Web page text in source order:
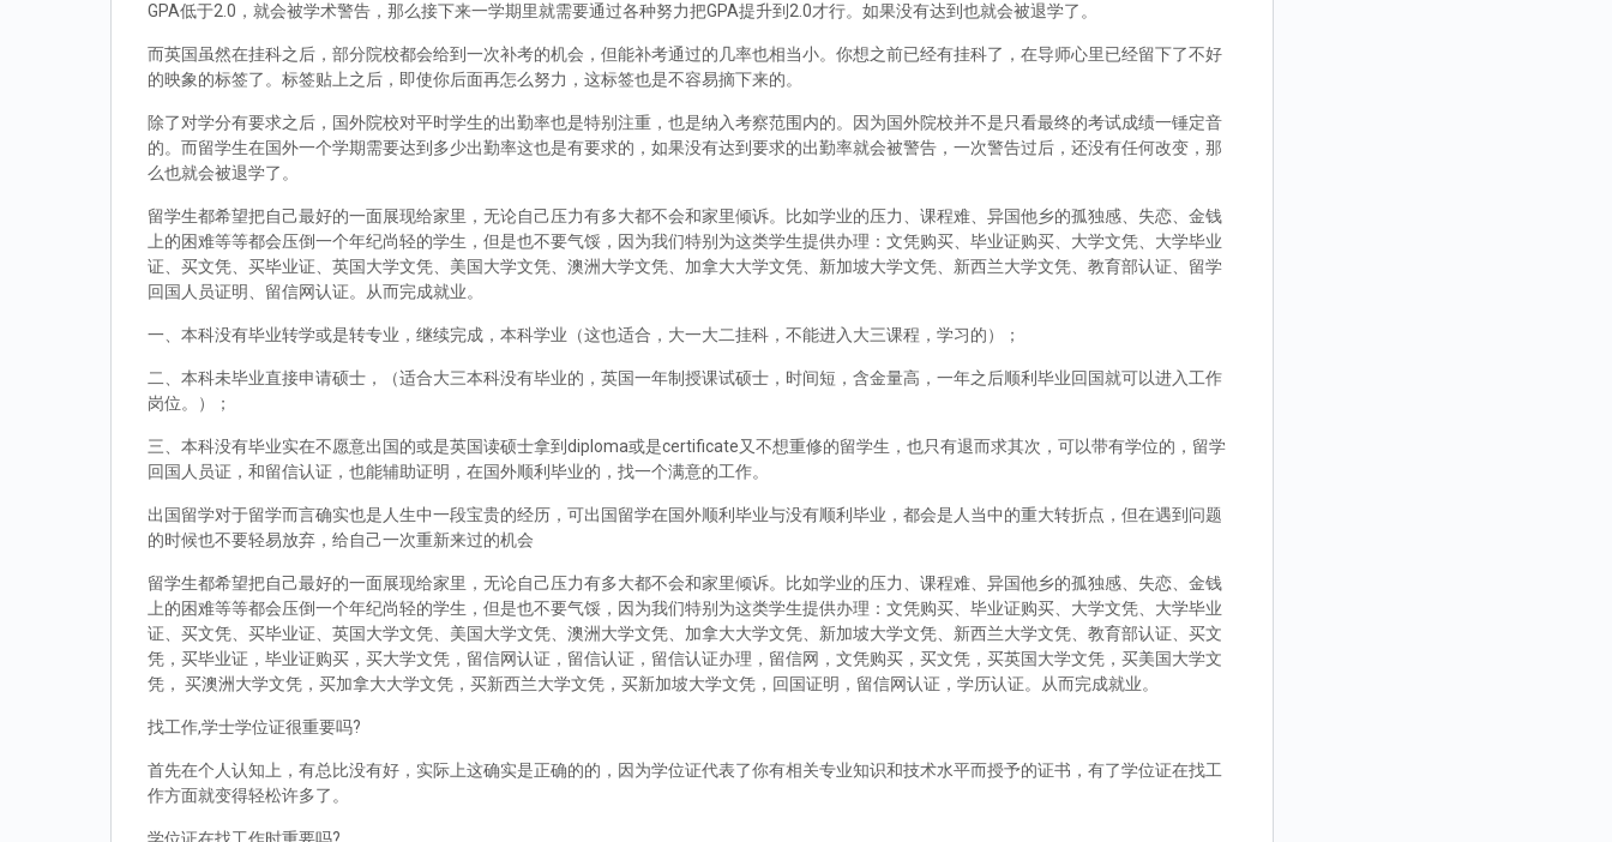
GPA低于2.0，就会被学术警告，那么接下来一学期里就需要通过各种努力把GPA提升到2.0才行。如果没有达到也就会被退学了。
而英国虽然在挂科之后，部分院校都会给到一次补考的机会，但能补考通过的几率也相当小。你想之前已经有挂科了，在导师心里已经留下了不好
的映象的标签了。标签贴上之后，即使你后面再怎么努力，这标签也是不容易摘下来的。
除了对学分有要求之后，国外院校对平时学生的出勤率也是特别注重，也是纳入考察范围内的。因为国外院校并不是只看最终的考试成绩一锤定音
的。而留学生在国外一个学期需要达到多少出勤率这也是有要求的，如果没有达到要求的出勤率就会被警告，一次警告过后，还没有任何改变，那
么也就会被退学了。
留学生都希望把自己最好的一面展现给家里，无论自己压力有多大都不会和家里倾诉。比如学业的压力、课程难、异国他乡的孤独感、失恋、金钱
上的困难等等都会压倒一个年纪尚轻的学生，但是也不要气馁，因为我们特别为这类学生提供办理：文凭购买、毕业证购买、大学文凭、大学毕业
证、买文凭、买毕业证、英国大学文凭、美国大学文凭、澳洲大学文凭、加拿大大学文凭、新加坡大学文凭、新西兰大学文凭、教育部认证、留学
回国人员证明、留信网认证。从而完成就业。
一、本科没有毕业转学或是转专业，继续完成，本科学业（这也适合，大一大二挂科，不能进入大三课程，学习的）；
二、本科未毕业直接申请硕士，（适合大三本科没有毕业的，英国一年制授课试硕士，时间短，含金量高，一年之后顺利毕业回国就可以进入工作
岗位。）；
三、本科没有毕业实在不愿意出国的或是英国读硕士拿到diploma或是certificate又不想重修的留学生，也只有退而求其次，可以带有学位的，留学
回国人员证，和留信认证，也能辅助证明，在国外顺利毕业的，找一个满意的工作。
出国留学对于留学而言确实也是人生中一段宝贵的经历，可出国留学在国外顺利毕业与没有顺利毕业，都会是人当中的重大转折点，但在遇到问题
的时候也不要轻易放弃，给自己一次重新来过的机会
留学生都希望把自己最好的一面展现给家里，无论自己压力有多大都不会和家里倾诉。比如学业的压力、课程难、异国他乡的孤独感、失恋、金钱
上的困难等等都会压倒一个年纪尚轻的学生，但是也不要气馁，因为我们特别为这类学生提供办理：文凭购买、毕业证购买、大学文凭、大学毕业
证、买文凭、买毕业证、英国大学文凭、美国大学文凭、澳洲大学文凭、加拿大大学文凭、新加坡大学文凭、新西兰大学文凭、教育部认证、买文
凭，买毕业证，毕业证购买，买大学文凭，留信网认证，留信认证，留信认证办理，留信网，文凭购买，买文凭，买英国大学文凭，买美国大学文
凭， 买澳洲大学文凭，买加拿大大学文凭，买新西兰大学文凭，买新加坡大学文凭，回国证明，留信网认证，学历认证。从而完成就业。
找工作,学士学位证很重要吗?
首先在个人认知上，有总比没有好，实际上这确实是正确的的，因为学位证代表了你有相关专业知识和技术水平而授予的证书，有了学位证在找工
作方面就变得轻松许多了。